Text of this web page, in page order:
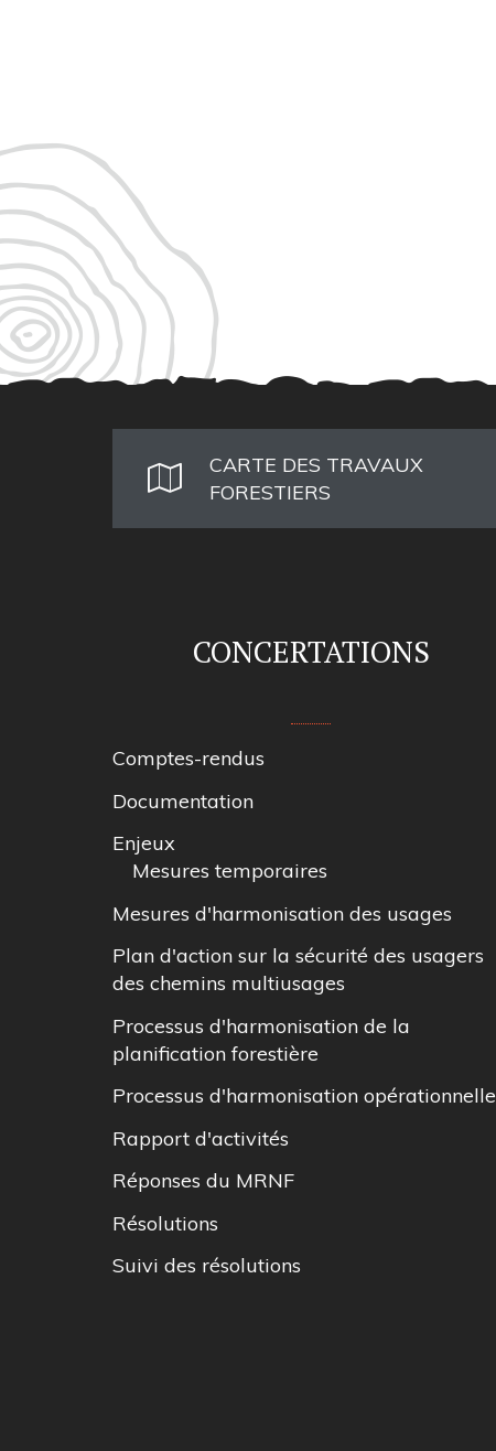
CARTE DES TRAVAUX
FORESTIERS
CONCERTATIONS
Comptes-rendus
Documentation
Enjeux
Mesures temporaires
Mesures d'harmonisation des usages
Plan d'action sur la sécurité des usagers
des chemins multiusages
Processus d'harmonisation de la
planification forestière
Processus d'harmonisation opérationnelle
Rapport d'activités
Réponses du MRNF
Résolutions
Suivi des résolutions